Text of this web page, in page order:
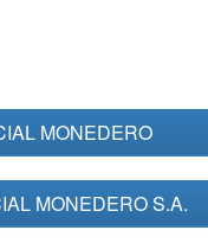
MONEDERO
MONEDERO S.A.